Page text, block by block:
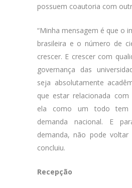
possuem coautoria com
“Minha mensagem é que o
brasileira e o número de
crescer. E crescer com
governança das
seja absolutamente
que estar relacionada
ela como um todo tem
demanda nacional. E
demanda, não pode voltar
concluiu.
Recepção